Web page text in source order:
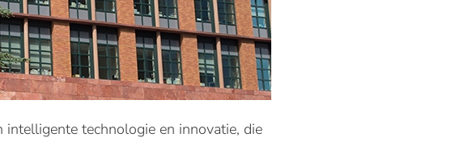
technologie en innovatie, die